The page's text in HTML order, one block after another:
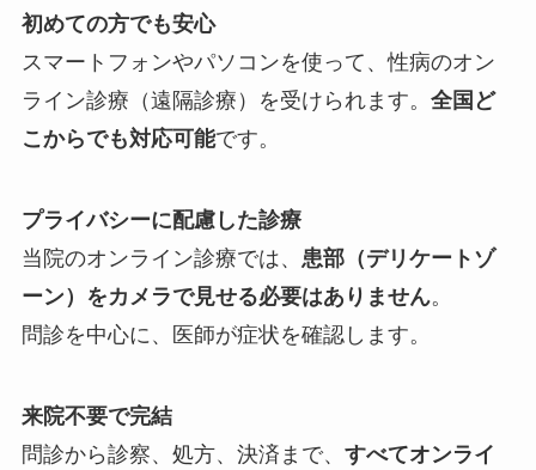
初めての方でも安心
スマートフォンやパソコンを使って、性病のオン
ライン診療（遠隔診療）を受けられます。 全国ど
こからでも対応可能です。
プライバシーに配慮した診療
当院のオンライン診療では、 患部（デリケートゾ
ーン）をカメラで見せる必要はありません。
問診を中心に、医師が症状を確認します。
来院不要で完結
問診から診察、処方、決済まで、 すべてオンライ